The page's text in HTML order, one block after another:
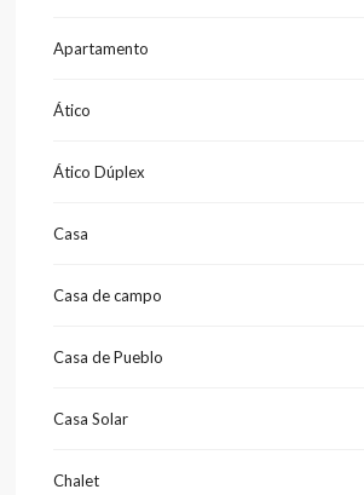
Apartamento
Ático
Ático Dúplex
Casa
Casa de campo
Casa de Pueblo
Casa Solar
Chalet